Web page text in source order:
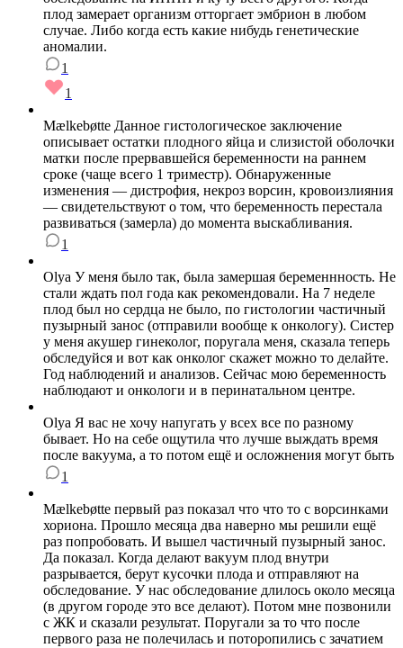
плод замерает организм отторгает эмбрион в любом
случае. Либо когда есть какие нибудь генетические
аномалии.
1
1
Мælkebøtte Данное гистологическое заключение
описывает остатки плодного яйца и слизистой оболочки
матки после прервавшейся беременности на раннем
сроке (чаще всего 1 триместр). Обнаруженные
изменения — дистрофия, некроз ворсин, кровоизлияния
— свидетельствуют о том, что беременность перестала
развиваться (замерла) до момента выскабливания.
1
Olya У меня было так, была замершая беременнность. Не
стали ждать пол года как рекомендовали. На 7 неделе
плод был но сердца не было, по гистологии частичный
пузырный занос (отправили вообще к онкологу). Систер
у меня акушер гинеколог, поругала меня, сказала теперь
обследуйся и вот как онколог скажет можно то делайте.
Год наблюдений и анализов. Сейчас мою беременность
наблюдают и онкологи и в перинатальном центре.
Olya Я вас не хочу напугать у всех все по разному
бывает. Но на себе ощутила что лучше выждать время
после вакуума, а то потом ещё и осложнения могут быть
1
Мælkebøtte первый раз показал что что то с ворсинками
хориона. Прошло месяца два наверно мы решили ещё
раз попробовать. И вышел частичный пузырный занос.
Да показал. Когда делают вакуум плод внутри
разрывается, берут кусочки плода и отправляют на
обследование. У нас обследование длилось около месяца
(в другом городе это все делают). Потом мне позвонили
с ЖК и сказали результат. Поругали за то что после
первого раза не полечилась и поторопились с зачатием